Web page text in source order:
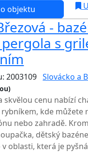
objektu
-
s
2003109 Slovácko a
skvělou cenu nabízí
kde můžete
nebo zahradě.
dětský
oblasti, která je